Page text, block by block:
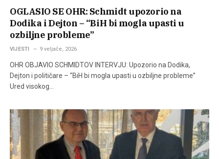
OGLASIO SE OHR: Schmidt upozorio na
Dodika i Dejton – “BiH bi mogla upasti u
ozbiljne probleme”
VIJESTI 9 veljače, 2026
OHR OBJAVIO SCHMIDTOV INTERVJU: Upozorio na Dodika,
Dejton i političare – “BiH bi mogla upasti u ozbiljne probleme”
Ured visokog…